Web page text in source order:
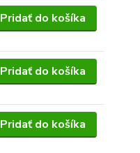
Pridať do košíka
Pridať do košíka
Pridať do košíka